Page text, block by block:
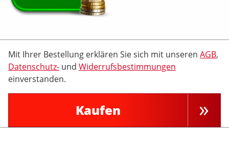
Mit Ihrer Bestellung erklären Sie sich mit unseren AGB,
Datenschutz- und Widerrufsbestimmungen
einverstanden.
Kaufen